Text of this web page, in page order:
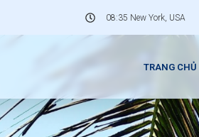
08:35 New York, USA
TRANG CHỦ